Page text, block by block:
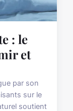
: le
et
par son
sur le
soutient